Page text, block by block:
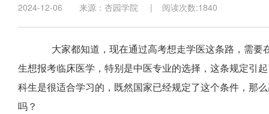
2024-12-06 来源：杏园学院 | 阅读次数:1840
大家都知道，现在通过高考想走学医这条路，需要
生想报考临床医学，特别是中医专业的选择，这条规定引
科生是很适合学习的，既然国家已经规定了这个条件，那
吗？